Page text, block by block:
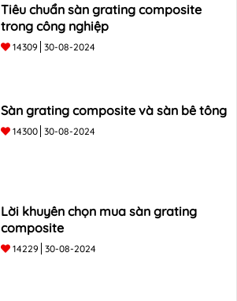
Tiêu chuẩn sàn grating composite
trong công nghiệp
14309 30-08-2024
Sàn grating composite và sàn bê tông
14300 30-08-2024
Lời khuyên chọn mua sàn grating
composite
14229 30-08-2024